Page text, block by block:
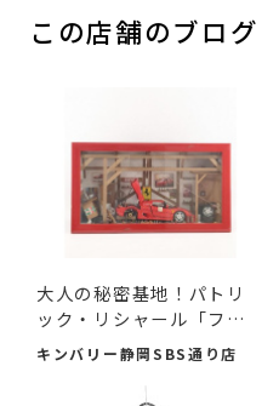
この店舗のブログ
大人の秘密基地！パトリ
ック・リシャール「フェ
ラ...
キンバリー静岡SBS通り店